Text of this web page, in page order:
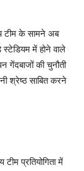
टीम के सामने अब
में होने वाले
गेंदबाजों की चुनौती
श्रेष्ठ साबित करने
प्रतियोगिता में